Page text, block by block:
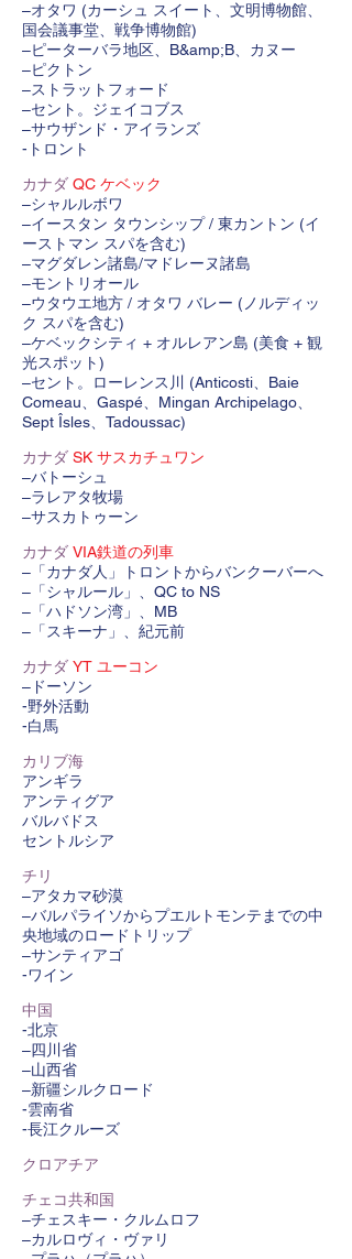
–オタワ (カーシュ スイート、文明博物館、
国会議事堂、戦争博物館)
–ピーターバラ地区、B&amp;B、カヌー
–ピクトン
–ストラットフォード
–セント。ジェイコブス
–サウザンド・アイランズ
-トロント
カナダ QC ケベック
–シャルルボワ
–イースタン タウンシップ / 東カントン (イ
ーストマン スパを含む)
–マグダレン諸島/マドレーヌ諸島
–モントリオール
–ウタウエ地方 / オタワ バレー (ノルディッ
ク スパを含む)
–ケベックシティ + オルレアン島 (美食 + 観
光スポット)
–セント。ローレンス川 (Anticosti、Baie
Comeau、Gaspé、Mingan Archipelago、
Sept Îsles、Tadoussac)
カナダ SK サスカチュワン
–バトーシュ
–ラレアタ牧場
–サスカトゥーン
カナダ VIA鉄道の列車
–「カナダ人」トロントからバンクーバーへ
–「シャルール」、QC to NS
–「ハドソン湾」、MB
–「スキーナ」、紀元前
カナダ YT ユーコン
–ドーソン
-野外活動
-白馬
カリブ海
アンギラ
アンティグア
バルバドス
セントルシア
チリ
–アタカマ砂漠
–バルパライソからプエルトモンテまでの中
央地域のロードトリップ
–サンティアゴ
-ワイン
中国
-北京
–四川省
–山西省
–新疆シルクロード
-雲南省
-長江クルーズ
クロアチア
チェコ共和国
–チェスキー・クルムロフ
–カルロヴィ・ヴァリ